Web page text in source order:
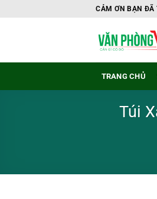
CẢM ƠN BẠN ĐÃ
TRANG CHỦ
Túi